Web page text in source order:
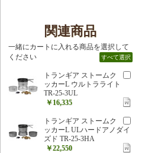
関連商品
一緒にカートに入れる商品を選択して
ください
すべて選択
トランギア ストームク
ッカーL ウルトラライト
TR-25-3UL
￥16,335
トランギア ストームク
ッカーL ULハードアノダイ
ズド TR-25-3HA
￥22,550